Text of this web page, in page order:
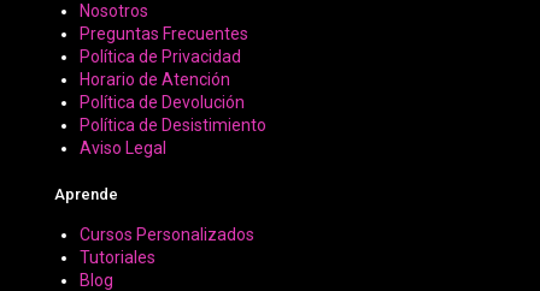
Nosotros
Preguntas Frecuentes
Política de Privacidad
Horario de Atención
Política de Devolución
Política de Desistimiento
Aviso Legal
Aprende
Cursos Personalizados
Tutoriales
Blog